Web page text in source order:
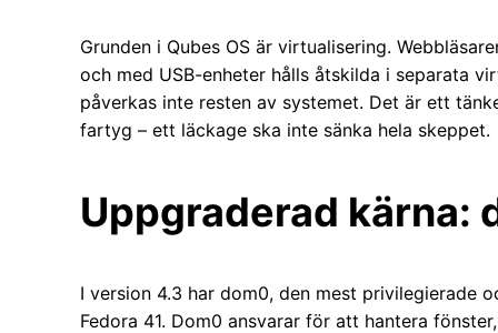
Grunden i Qubes OS är virtualisering.
och med USB-enheter hålls åtskilda i separata
påverkas inte resten av systemet. Det är ett
fartyg – ett läckage ska inte sänka hela skeppet.
Uppgraderad kärna:
I version 4.3 har dom0, den mest privilegierade
Fedora 41. Dom0 ansvarar för att hantera